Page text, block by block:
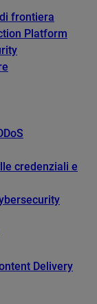
frontiera
Platform
credenziali e
Delivery